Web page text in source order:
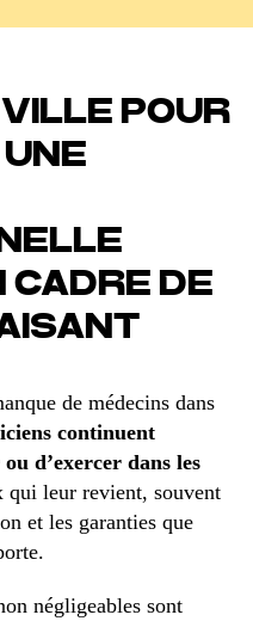
POUR
CADRE DE
de médecins dans
continuent
d’exercer dans les
qui leur revient, souvent
et les garanties que
négligeables sont